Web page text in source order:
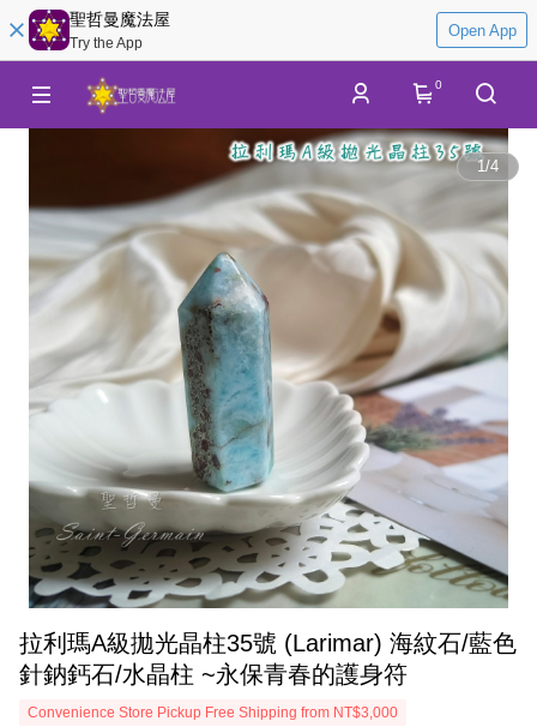
聖哲曼魔法屋
Try the App
Open App
0
1/4
拉利瑪A級拋光晶柱35號 (Larimar) 海紋石/藍色
針鈉鈣石/水晶柱 ~永保青春的護身符
Convenience Store Pickup Free Shipping from NT$3,000